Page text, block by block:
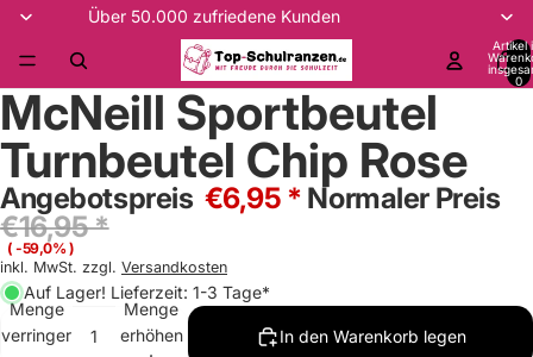
Über 50.000 zufriedene Kunden
Artikel
0
McNeill Sportbeutel
Turnbeutel Chip Rose
Angebotspreis €6,95 * Normaler Preis
€16,95 *
( -59,0% )
inkl. MwSt. zzgl. Versandkosten
Auf Lager! Lieferzeit: 1-3 Tage*
Menge
verringern
Menge
erhöhen
In den Warenkorb legen